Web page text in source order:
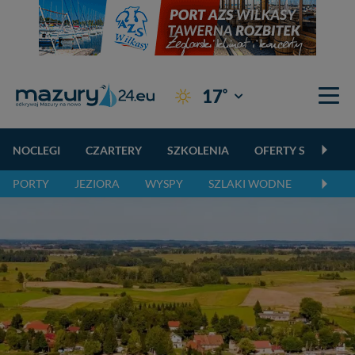
17° Giżycko
NOCLEGI CZARTERY SZKOLENIA OFERTY
PORTY JEZIORA WYSPY SZLAKI WODNE